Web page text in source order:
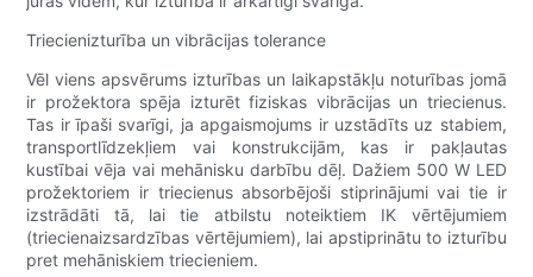
Triecienizturība un vibrācijas tolerance
Vēl viens apsvērums izturības un laikapstākļu noturības jomā
ir prožektora spēja izturēt fiziskas vibrācijas un triecienus.
Tas ir īpaši svarīgi, ja apgaismojums ir uzstādīts uz stabiem,
transportlīdzekļiem vai konstrukcijām, kas ir pakļautas
kustībai vēja vai mehānisku darbību dēļ. Dažiem 500 W LED
prožektoriem ir triecienus absorbējoši stiprinājumi vai tie ir
izstrādāti tā, lai tie atbilstu noteiktiem IK vērtējumiem
(triecienaizsardzības vērtējumiem), lai apstiprinātu to izturību
pret mehāniskiem triecieniem.